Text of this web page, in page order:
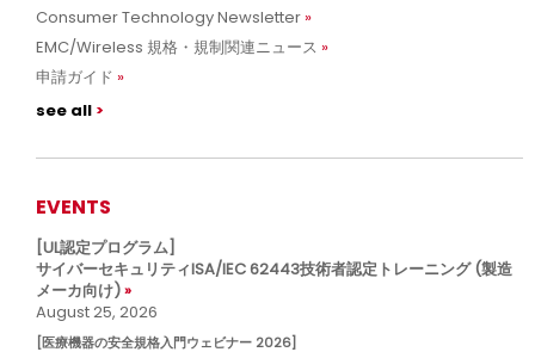
Consumer Technology Newsletter
EMC/Wireless 規格・規制関連ニュース
申請ガイド
see all
EVENTS
[UL認定プログラム]
サイバーセキュリティISA/IEC 62443技術者認定トレーニング (製造
メーカ向け)
August 25, 2026
[医療機器の安全規格入門ウェビナー 2026]